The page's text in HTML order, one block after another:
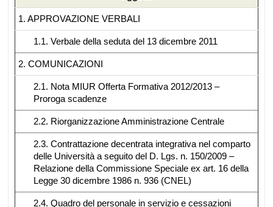
1. APPROVAZIONE VERBALI
1.1. Verbale della seduta del 13 dicembre 2011
2. COMUNICAZIONI
2.1. Nota MIUR Offerta Formativa 2012/2013 –
Proroga scadenze
2.2. Riorganizzazione Amministrazione Centrale
2.3. Contrattazione decentrata integrativa nel comparto
delle Università a seguito del D. Lgs. n. 150/2009 –
Relazione della Commissione Speciale ex art. 16 della
Legge 30 dicembre 1986 n. 936 (CNEL)
2.4. Quadro del personale in servizio e cessazioni